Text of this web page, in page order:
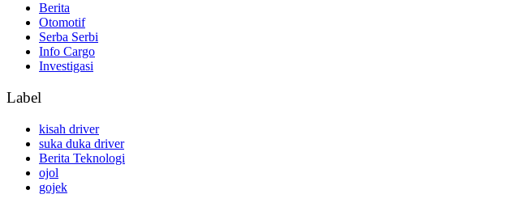
Berita
Otomotif
Serba Serbi
Info Cargo
Investigasi
Label
kisah driver
suka duka driver
Berita Teknologi
ojol
gojek